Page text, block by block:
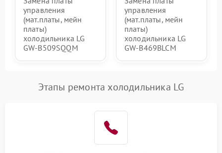
управления
(мат.платы, мейн
платы)
холодильника LG
GW-B509SQQM
управления
(мат.платы, мейн
платы)
холодильника LG
GW-B469BLCM
Этапы ремонта холодильника LG